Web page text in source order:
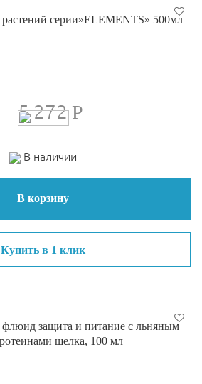
растений серии»ELEMENTS» 500мл
5 272Р
В наличии
В корзину
Купить в 1 клик
защита и питание с льняным
шелка, 100 мл